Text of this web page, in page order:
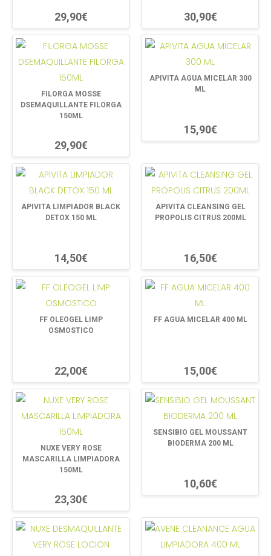
29,90€ 30,90€
FILORGA MOSSE
DSEMAQUILLANTE FILORGA
150ML
29,90€
APIVITA AGUA MICELAR 300
ML
15,90€
APIVITA LIMPIADOR BLACK
DETOX 150 ML
14,50€
APIVITA CLEANSING GEL
PROPOLIS CITRUS 200ML
16,50€
FF OLEOGEL LIMP
OSMOSTICO
22,00€
FF AGUA MICELAR 400 ML
15,00€
NUXE VERY ROSE
MASCARILLA LIMPIADORA
150ML
23,30€
SENSIBIO GEL MOUSSANT
BIODERMA 200 ML
10,60€